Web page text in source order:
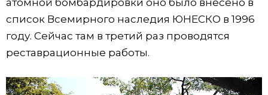
атомной бомбардировки оно было внесено в
список Всемирного наследия ЮНЕСКО в 1996
году. Сейчас там в третий раз проводятся
реставрационные работы.